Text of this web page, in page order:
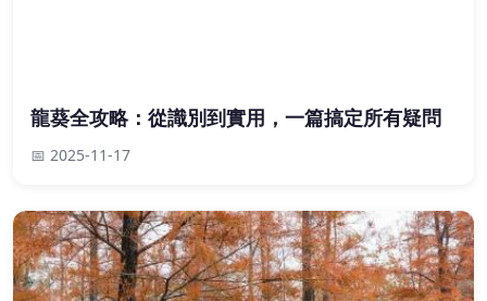
龍葵全攻略：從識別到實用，一篇搞定所有疑問
📅 2025-11-17